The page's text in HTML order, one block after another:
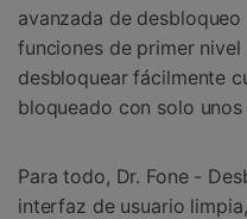
avanzada de
funciones de primer
desbloquear fácilmente
bloqueado con solo
Para todo, Dr. Fone -
interfaz de usuario